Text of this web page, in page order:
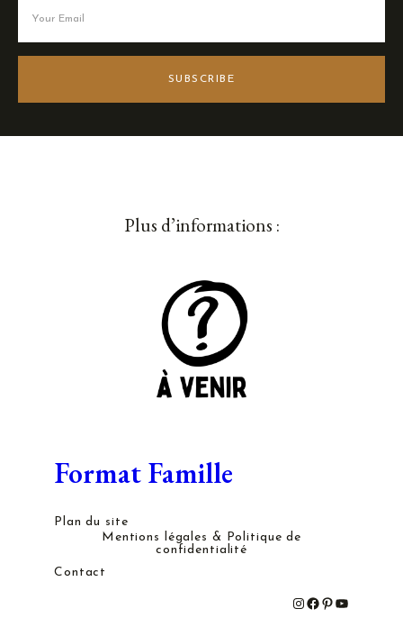
SUBSCRIBE
Plus d’informations :
Format Famille
Plan du site
Mentions légales & Politique de
confidentialité
Contact
# # # #